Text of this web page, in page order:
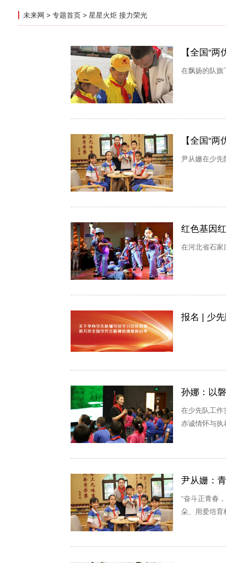
未来网 > 专题首页 > 星星火炬 接力荣光
【全国“
在飘扬的队旗
【全国“
尹从姗在少先
红色基因
在河北省石家
报名 | 少
孙娜：以
在少先队工作
赤诚情怀与执
尹从姗：
“奋斗正青春
朵、用爱培育